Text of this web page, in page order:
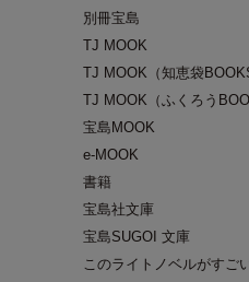
別冊宝島
TJ MOOK
TJ MOOK（知恵袋
TJ MOOK（ふくろう
宝島MOOK
e-MOOK
書籍
宝島社文庫
宝島SUGOI 文庫
このライトノベルがすご